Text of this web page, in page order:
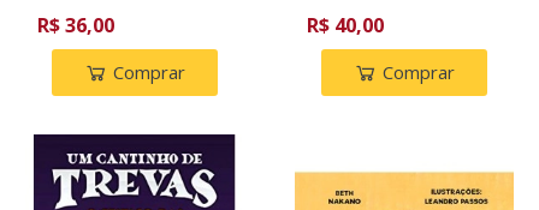
R$ 36,00
Comprar
R$ 40,00
Comprar